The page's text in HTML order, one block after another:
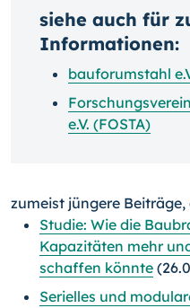
siehe auch für
Informationen:
bauforumstahl
e.V. (FOSTA)
zumeist jüngere
Studie: Wie die
Kapazitäten mehr
schaffen könnte
Serielles und